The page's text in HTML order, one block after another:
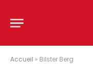
Accueil » Bilster Berg